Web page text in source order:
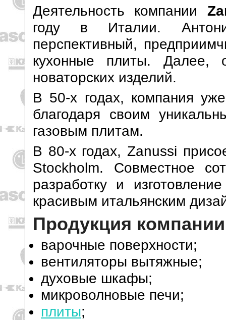
Деятельность компании
году в Италии.
перспективный,
кухонные плиты. Далее,
новаторских изделий.
В 50-х годах, компания
благодаря своим
газовым плитам.
В 80-х годах, Zanussi
Stockholm. Совместное
разработку и
красивым итальянским
Продукция
варочные поверхности;
вентиляторы вытяжные;
духовые шкафы;
микроволновые печи;
плиты;